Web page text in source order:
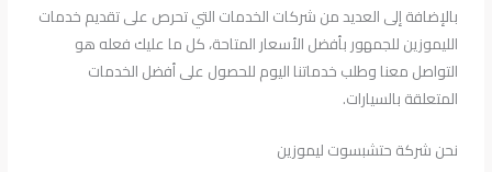
بالإضافة إلى العديد من شركات الخدمات التي تحرص على تقديم خدمات
الليموزين للجمهور بأفضل الأسعار المتاحة، كل ما عليك فعله هو
التواصل معنا وطلب خدماتنا اليوم للحصول على أفضل الخدمات
المتعلقة بالسيارات.
نحن شركة حتشبسوت ليموزين